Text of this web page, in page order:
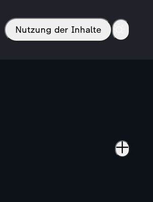
Nutzung der Inhalte